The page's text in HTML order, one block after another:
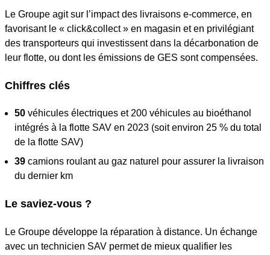
Le Groupe agit sur l’impact des livraisons e-commerce, en
favorisant le « click&collect » en magasin et en privilégiant
des transporteurs qui investissent dans la décarbonation de
leur flotte, ou dont les émissions de GES sont compensées.
Chiffres clés
50 véhicules électriques et 200 véhicules au bioéthanol
intégrés à la flotte SAV en 2023 (soit environ 25 % du total
de la flotte SAV)
39 camions roulant au gaz naturel pour assurer la livraison
du dernier km
Le saviez-vous ?
Le Groupe développe la réparation à distance. Un échange
avec un technicien SAV permet de mieux qualifier les